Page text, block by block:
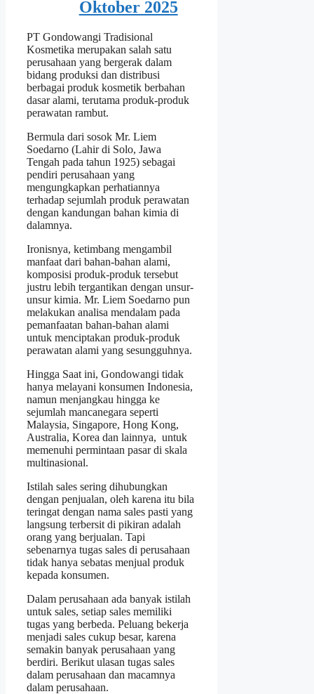
PT Gondowangi Tradisional
Kosmetika merupakan salah satu
perusahaan yang bergerak dalam
bidang produksi dan distribusi
berbagai produk kosmetik berbahan
dasar alami, terutama produk-produk
perawatan rambut.
Bermula dari sosok Mr. Liem
Soedarno (Lahir di Solo, Jawa
Tengah pada tahun 1925) sebagai
pendiri perusahaan yang
mengungkapkan perhatiannya
terhadap sejumlah produk perawatan
dengan kandungan bahan kimia di
dalamnya.
Ironisnya, ketimbang mengambil
manfaat dari bahan-bahan alami,
komposisi produk-produk tersebut
justru lebih tergantikan dengan unsur-
unsur kimia. Mr. Liem Soedarno pun
melakukan analisa mendalam pada
pemanfaatan bahan-bahan alami
untuk menciptakan produk-produk
perawatan alami yang sesungguhnya.
Hingga Saat ini, Gondowangi tidak
hanya melayani konsumen Indonesia,
namun menjangkau hingga ke
sejumlah mancanegara seperti
Malaysia, Singapore, Hong Kong,
Australia, Korea dan lainnya, untuk
memenuhi permintaan pasar di skala
multinasional.
Istilah sales sering dihubungkan
dengan penjualan, oleh karena itu bila
teringat dengan nama sales pasti yang
langsung terbersit di pikiran adalah
orang yang berjualan. Tapi
sebenarnya tugas sales di perusahaan
tidak hanya sebatas menjual produk
kepada konsumen.
Dalam perusahaan ada banyak istilah
untuk sales, setiap sales memiliki
tugas yang berbeda. Peluang bekerja
menjadi sales cukup besar, karena
semakin banyak perusahaan yang
berdiri. Berikut ulasan tugas sales
dalam perusahaan dan macamnya
dalam perusahaan.